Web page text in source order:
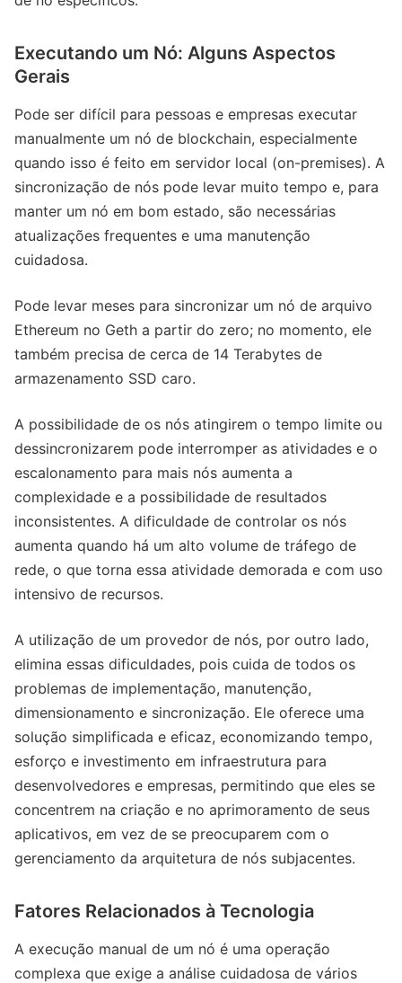
Executando um Nó: Alguns Aspectos
Gerais
Pode ser difícil para pessoas e empresas executar
manualmente um nó de blockchain, especialmente
quando isso é feito em servidor local (on-premises). A
sincronização de nós pode levar muito tempo e, para
manter um nó em bom estado, são necessárias
atualizações frequentes e uma manutenção
cuidadosa.
Pode levar meses para sincronizar um nó de arquivo
Ethereum no Geth a partir do zero; no momento, ele
também precisa de cerca de 14 Terabytes de
armazenamento SSD caro.
A possibilidade de os nós atingirem o tempo limite ou
dessincronizarem pode interromper as atividades e o
escalonamento para mais nós aumenta a
complexidade e a possibilidade de resultados
inconsistentes. A dificuldade de controlar os nós
aumenta quando há um alto volume de tráfego de
rede, o que torna essa atividade demorada e com uso
intensivo de recursos.
A utilização de um provedor de nós, por outro lado,
elimina essas dificuldades, pois cuida de todos os
problemas de implementação, manutenção,
dimensionamento e sincronização. Ele oferece uma
solução simplificada e eficaz, economizando tempo,
esforço e investimento em infraestrutura para
desenvolvedores e empresas, permitindo que eles se
concentrem na criação e no aprimoramento de seus
aplicativos, em vez de se preocuparem com o
gerenciamento da arquitetura de nós subjacentes.
Fatores Relacionados à Tecnologia
A execução manual de um nó é uma operação
complexa que exige a análise cuidadosa de vários